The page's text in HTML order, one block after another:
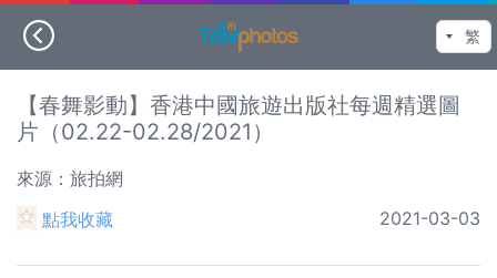
【春舞影動】香港中國旅遊出版社每週精選圖
片（02.22-02.28/2021）
來源：旅拍網
點我收藏
2021-03-03